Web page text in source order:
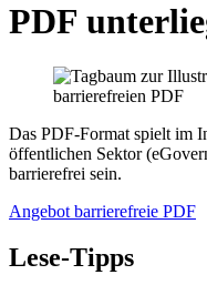
PDF
Das PDF-Format spielt im
öffentlichen Sektor
barrierefrei sein.
Angebot barrierefreie PDF
Lese-Tipps